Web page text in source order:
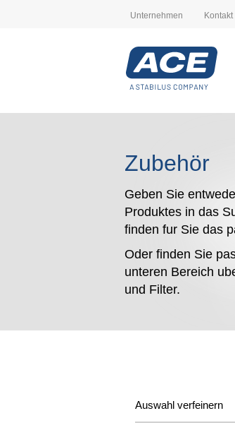
Unternehmen Kontakt
Zubehör
Geben Sie
Produktes in das
finden fur Sie das
Oder finden Sie
unteren Bereich
und Filter.
Auswahl verfeinern